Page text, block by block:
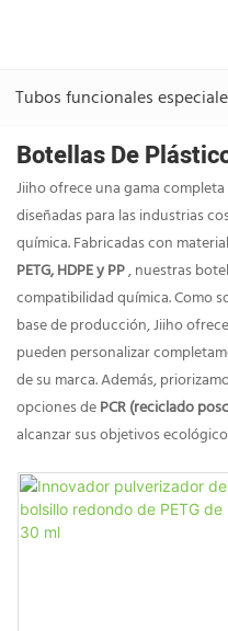
Tubos funcionales
Botellas De
Jiiho ofrece una gama
diseñadas para las industrias
química. Fabricadas con
PETG, HDPE y PP, nuestras
compatibilidad química. Como
base de producción, Jiiho
pueden personalizar
de su marca. Además,
opciones dePCR (reciclado
alcanzar sus objetivos